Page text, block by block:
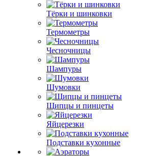
Тёрки и шинковки
Термометры
Чесночницы
Шампуры
Шумовки
Щипцы и пинцеты
Яйцерезки
Подставки кухонные